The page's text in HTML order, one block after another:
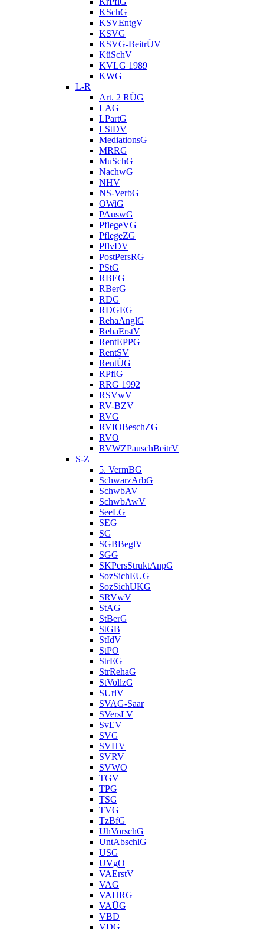
KSchG
KSVEntgV
KSVG
KSVG-BeitrÜV
KüSchV
KVLG 1989
KWG
L-R
Art. 2 RÜG
LAG
LPartG
LStDV
MediationsG
MRRG
MuSchG
NachwG
NHV
NS-VerbG
OWiG
PAuswG
PflegeVG
PflegeZG
PflvDV
PostPersRG
PStG
RBEG
RBerG
RDG
RDGEG
RehaAnglG
RehaErstV
RentEPPG
RentSV
RentÜG
RPflG
RRG 1992
RSVwV
RV-BZV
RVG
RVIOBeschZG
RVO
RVWZPauschBeitrV
S-Z
5. VermBG
SchwarzArbG
SchwbAV
SchwbAwV
SeeLG
SEG
SG
SGBBeglV
SGG
SKPersStruktAnpG
SozSichEUG
SozSichUKG
SRVwV
StAG
StBerG
StGB
StIdV
StPO
StrEG
StrRehaG
StVollzG
SUrlV
SVAG-Saar
SVersLV
SvEV
SVG
SVHV
SVRV
SVWO
TGV
TPG
TSG
TVG
TzBfG
UhVorschG
UntAbschlG
USG
UVgO
VAErstV
VAG
VAHRG
VAÜG
VBD
VDG